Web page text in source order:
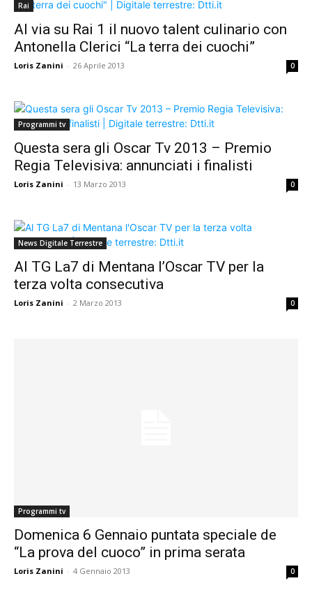
Rai
Al via su Rai 1 il nuovo talent culinario con
Antonella Clerici “La terra dei cuochi”
Loris Zanini - 26 Aprile 2013 0
Programmi tv
Questa sera gli Oscar Tv 2013 – Premio
Regia Televisiva: annunciati i finalisti
Loris Zanini - 13 Marzo 2013 0
News Digitale Terrestre
Al TG La7 di Mentana l’Oscar TV per la
terza volta consecutiva
Loris Zanini - 2 Marzo 2013 0
Programmi tv
Domenica 6 Gennaio puntata speciale de
“La prova del cuoco” in prima serata
Loris Zanini - 4 Gennaio 2013 0